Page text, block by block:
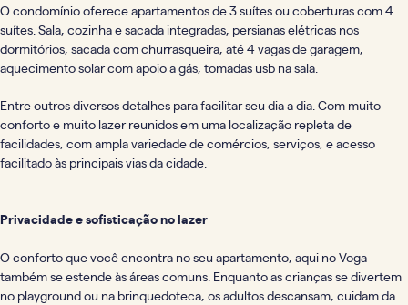
O condomínio oferece apartamentos de 3 suítes ou coberturas com 4
suítes. Sala, cozinha e sacada integradas, persianas elétricas nos
dormitórios, sacada com churrasqueira, até 4 vagas de garagem,
aquecimento solar com apoio a gás, tomadas usb na sala.
Entre outros diversos detalhes para facilitar seu dia a dia. Com muito
conforto e muito lazer reunidos em uma localização repleta de
facilidades, com ampla variedade de comércios, serviços, e acesso
facilitado às principais vias da cidade.
Privacidade e sofisticação no lazer
O conforto que você encontra no seu apartamento, aqui no Voga
também se estende às áreas comuns. Enquanto as crianças se divertem
no playground ou na brinquedoteca, os adultos descansam, cuidam da